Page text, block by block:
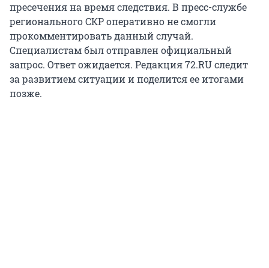
пресечения на время следствия. В пресс-службе
регионального СКР оперативно не смогли
прокомментировать данный случай.
Специалистам был отправлен официальный
запрос. Ответ ожидается. Редакция 72.RU следит
за развитием ситуации и поделится ее итогами
позже.